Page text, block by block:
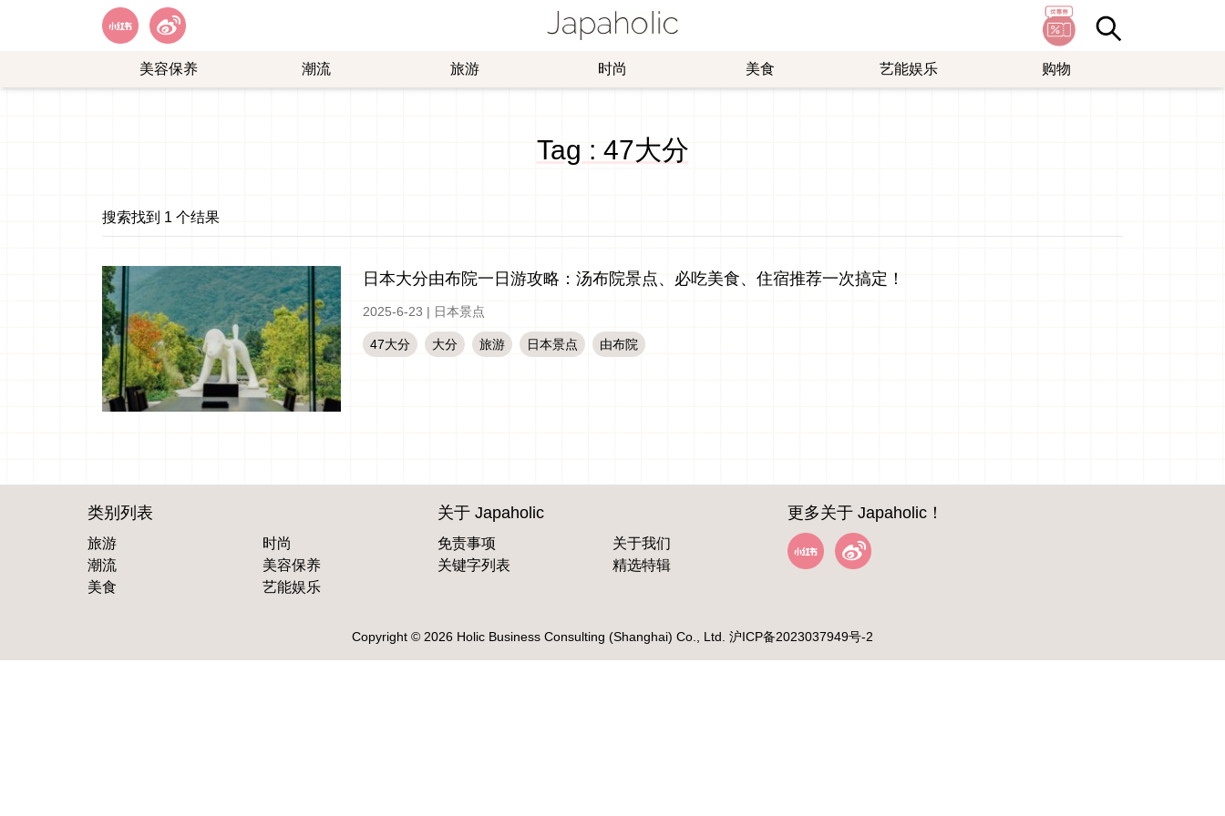
美容保养 潮流 旅游 时尚 美食 艺能娱乐
购物
Tag : 47大分
搜索找到 1 个结果
日本大分由布院一日游攻略：汤布院景点、必吃美食、住宿推荐一次搞定！
2025-6-23 | 日本景点
47大分 大分 旅游 日本景点 由布院
类别列表
旅游
时尚
潮流
美容保养
美食
艺能娱乐
关于 Japaholic
免责事项
关于我们
关键字列表
精选特辑
更多关于 Japaholic！
Copyright © 2026 Holic Business Consulting (Shanghai) Co., Ltd. 沪ICP备2023037949号-2